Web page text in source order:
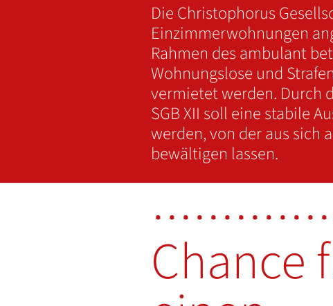
Die Christophorus
Einzimmerwohnungen
Rahmen des ambulant
Wohnungslose und
vermietet werden. Durch
SGB XII soll eine stabile
werden, von der aus sich
bewältigen lassen.
Chance